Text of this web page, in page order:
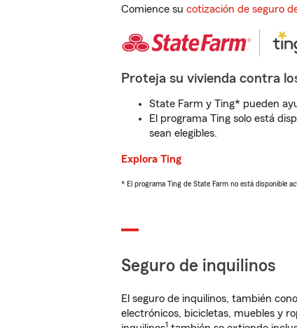
Comience su cotización de seguro
Proteja su vivienda contra
State Farm y Ting* pueden
El programa Ting solo está
sean elegibles.
Explora Ting
* El programa Ting de State Farm no está disponible
Seguro de inquilinos
El seguro de inquilinos, también
electrónicos, bicicletas, muebles y
1